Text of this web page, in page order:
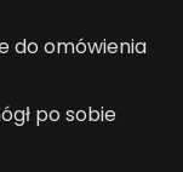
do omówienia
po sobie